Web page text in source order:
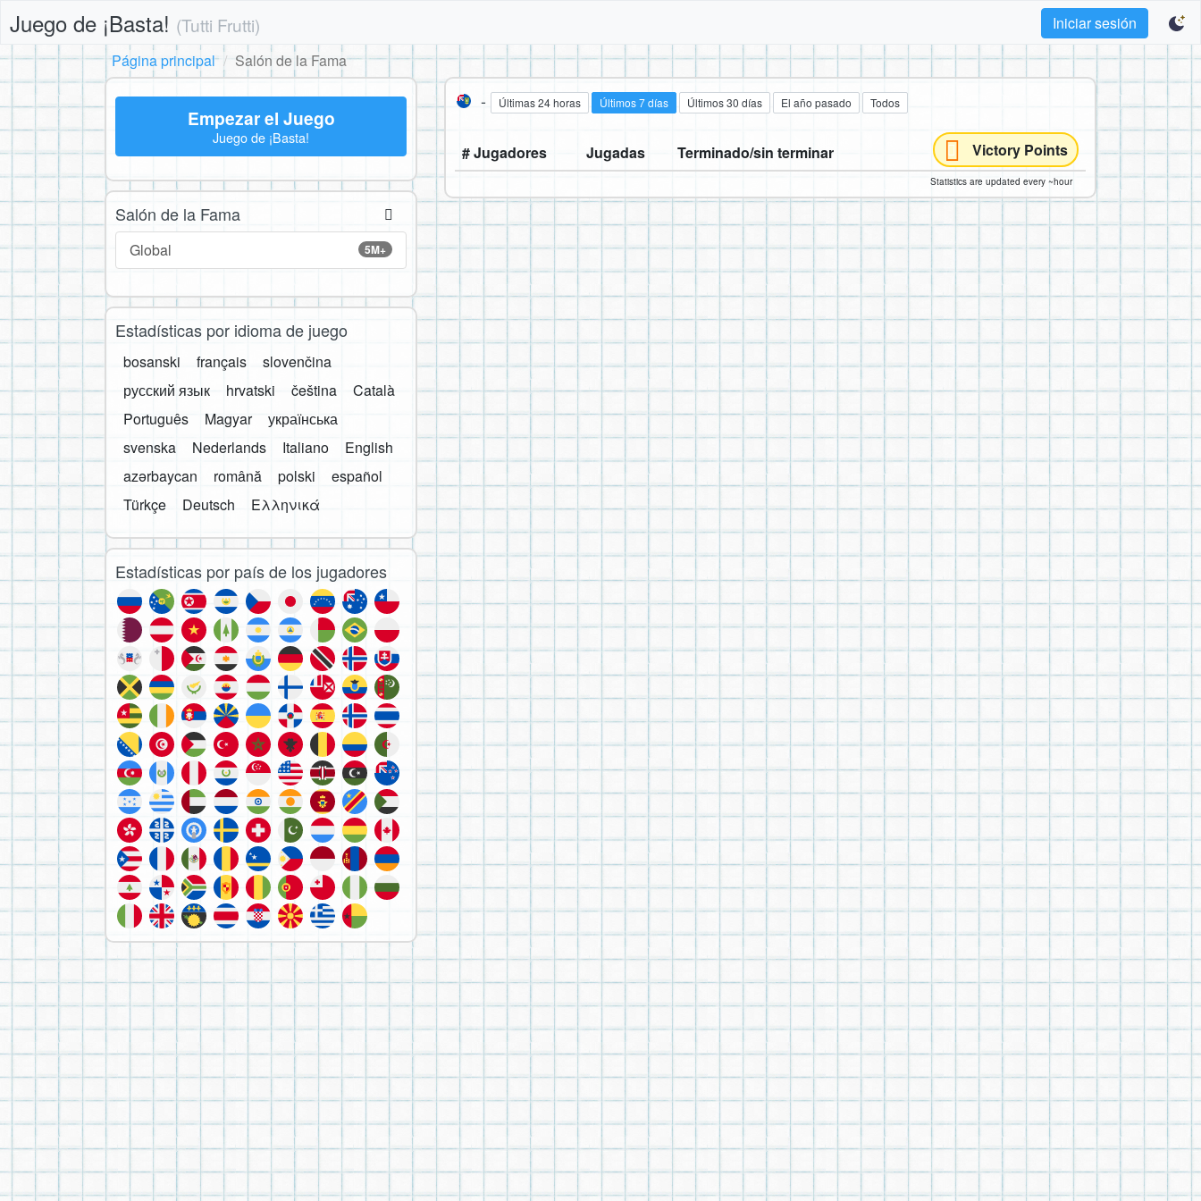
Juego de ¡Basta! (Tutti Frutti)
Iniciar sesión
Página principal
Salón de la Fama
- Últimas 24 horas Últimos 7 días Últimos 30 días El año pasado Todos
# Jugadores Jugadas Terminado/sin terminar Victory Points
Statistics are updated every ~hour
Empezar el Juego
Juego de ¡Basta!
Salón de la Fama
5M+
Global
Estadísticas por idioma de juego
bosanski français
slovenčina
русский язык
hrvatski čeština
Català
Português
Magyar
українська
svenska
Nederlands Italiano
English
azərbaycan
română polski
español
Türkçe
Deutsch Ελληνικά
Estadísticas por país de los jugadores